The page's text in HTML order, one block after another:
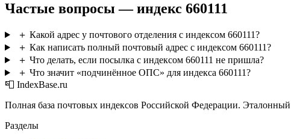
Частые вопросы — индекс 660111
＋ Какой адрес у почтового отделения с индексом 660111?
＋ Как написать полный почтовый адрес с индексом 660111?
＋ Что делать, если посылка с индексом 660111 не пришла?
＋ Что значит «подчинённое ОПС» для индекса 660111?
📮 IndexBase.ru
Полная база почтовых индексов Российской Федерации.
Разделы